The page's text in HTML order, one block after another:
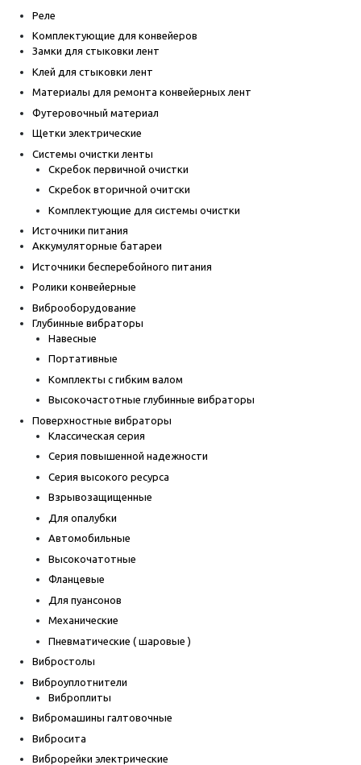
Реле
Комплектующие для конвейеров
Замки для стыковки лент
Клей для стыковки лент
Материалы для ремонта конвейерных лент
Футеровочный материал
Щетки электрические
Системы очистки ленты
Скребок первичной очистки
Скребок вторичной очитски
Комплектующие для системы очистки
Источники питания
Аккумуляторные батареи
Источники бесперебойного питания
Ролики конвейерные
Виброоборудование
Глубинные вибраторы
Навесные
Портативные
Комплекты с гибким валом
Высокочастотные глубинные вибраторы
Поверхностные вибраторы
Классическая серия
Серия повышенной надежности
Серия высокого ресурса
Взрывозащищенные
Для опалубки
Автомобильные
Высокочатотные
Фланцевые
Для пуансонов
Механические
Пневматические ( шаровые )
Вибростолы
Виброуплотнители
Виброплиты
Вибромашины галтовочные
Вибросита
Виброрейки электрические